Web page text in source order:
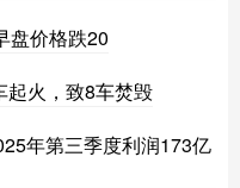
盘价格跌20
起火，致8车焚毁
年第三季度利润173亿